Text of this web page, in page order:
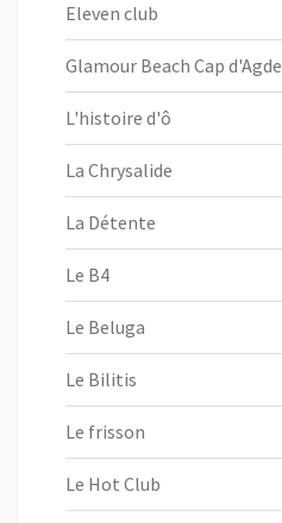
Eleven club
Glamour Beach Cap d'Agde
L'histoire d'ô
La Chrysalide
La Détente
Le B4
Le Beluga
Le Bilitis
Le frisson
Le Hot Club